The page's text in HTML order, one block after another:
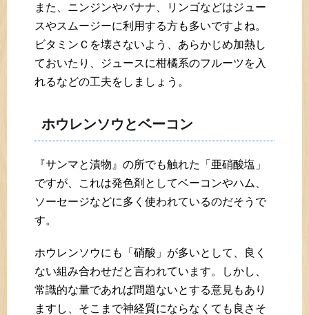
また、ニンジンやバナナ、リンゴなどはジュー
スやスムージーに利用する方も多いですよね。
ビタミンＣを壊さないよう、あらかじめ加熱し
ておいたり、ジュースに柑橘系のフルーツを入
れるなどの工夫をしましょう。
ホウレンソウとベーコン
『サンマと漬物』の所でも触れた「亜硝酸塩」
ですが、これは発色剤としてベーコンやハム、
ソーセージなどに多く使われているのだそうで
す。
ホウレンソウにも「硝酸」が多いとして、良く
ない組み合わせだと言われています。しかし、
常識的な量であれば問題ないとする意見もあり
ますし、そこまで神経質にならなくても良さそ